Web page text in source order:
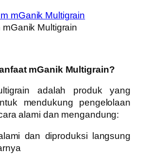
mGanik Multigrain
mGanik Multigrain?
adalah produk yang
mendukung pengelolaan
alami dan mengandung:
dan diproduksi langsung